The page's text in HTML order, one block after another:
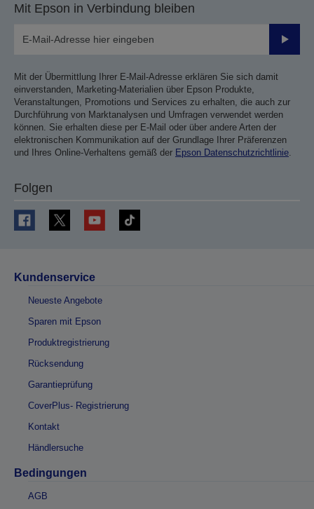
Mit Epson in Verbindung bleiben
Mit der Übermittlung Ihrer E-Mail-Adresse erklären Sie sich damit
einverstanden, Marketing-Materialien über Epson Produkte,
Veranstaltungen, Promotions und Services zu erhalten, die auch zur
Durchführung von Marktanalysen und Umfragen verwendet werden
können. Sie erhalten diese per E-Mail oder über andere Arten der
elektronischen Kommunikation auf der Grundlage Ihrer Präferenzen
und Ihres Online-Verhaltens gemäß der Epson Datenschutzrichtlinie
Folgen
Kundenservice
Neueste Angebote
Sparen mit Epson
Produktregistrierung
Rücksendung
Garantieprüfung
CoverPlus- Registrierung
Kontakt
Händlersuche
Bedingungen
AGB